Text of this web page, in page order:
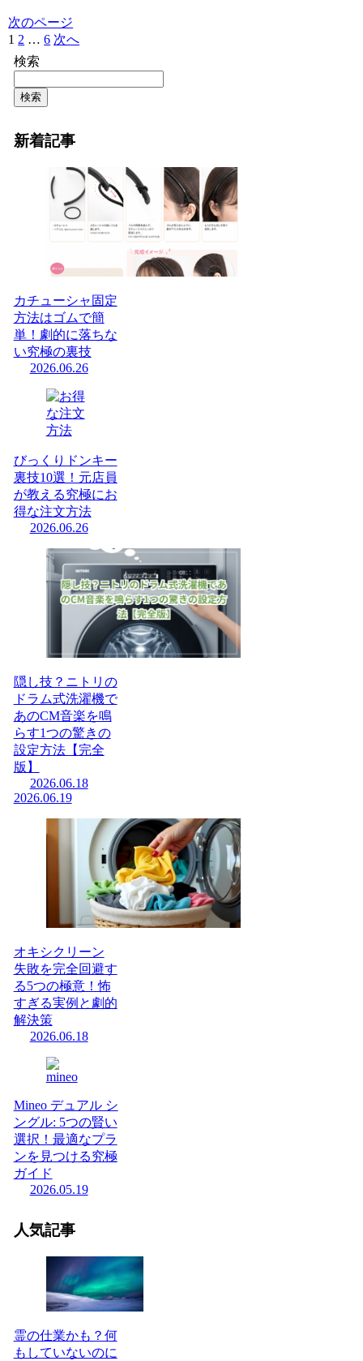
次のページ
1 2 … 6 次へ
検索
検索
新着記事
カチューシャ固定
方法はゴムで簡
単！劇的に落ちな
い究極の裏技
2026.06.26
びっくりドンキー
裏技10選！元店員
が教える究極にお
得な注文方法
2026.06.26
隠し技？ニトリの
ドラム式洗濯機で
あのCM音楽を鳴
らす1つの驚きの
設定方法【完全
版】
2026.06.18
2026.06.19
オキシクリーン
失敗を完全回避す
る5つの極意！怖
すぎる実例と劇的
解決策
2026.06.18
Mineo デュアル シ
ングル: 5つの賢い
選択！最適なプラ
ンを見つける究極
ガイド
2026.05.19
人気記事
霊の仕業かも？何
もしていないのに